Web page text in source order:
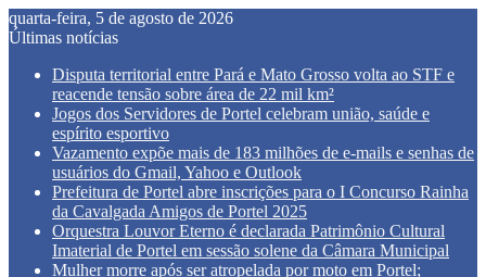
quarta-feira, 5 de agosto de 2026
Últimas notícias
Disputa territorial entre Pará e Mato Grosso volta ao STF e
reacende tensão sobre área de 22 mil km²
Jogos dos Servidores de Portel celebram união, saúde e
espírito esportivo
Vazamento expõe mais de 183 milhões de e-mails e senhas de
usuários do Gmail, Yahoo e Outlook
Prefeitura de Portel abre inscrições para o I Concurso Rainha
da Cavalgada Amigos de Portel 2025
Orquestra Louvor Eterno é declarada Patrimônio Cultural
Imaterial de Portel em sessão solene da Câmara Municipal
Mulher morre após ser atropelada por moto em Portel;